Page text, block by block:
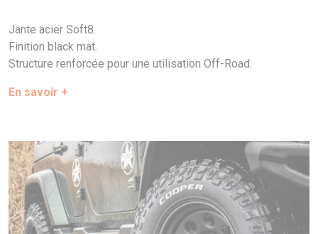
Jante acier Soft8.
Finition black mat.
Structure renforcée pour une utilisation Off-Road.
En savoir +